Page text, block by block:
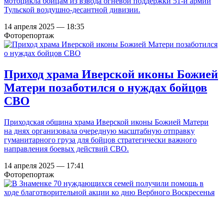
Тульской воздушно-десантной дивизии.
14 апреля 2025 — 18:35
Фоторепортаж
Приход храма Иверской иконы Божией
Матери позаботился о нуждах бойцов
СВО
Приходская община храма Иверской иконы Божией Матери
на днях организовала очередную масштабную отправку
гуманитарного груза для бойцов стратегически важного
направления боевых действий СВО.
14 апреля 2025 — 17:41
Фоторепортаж